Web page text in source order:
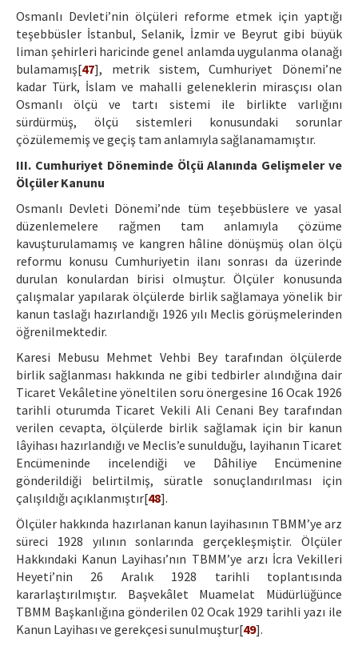
Osmanlı Devleti’nin ölçüleri reforme etmek için yaptığı
teşebbüsler İstanbul, Selanik, İzmir ve Beyrut gibi büyük
liman şehirleri haricinde genel anlamda uygulanma olanağı
bulamamış[47], metrik sistem, Cumhuriyet Dönemi’ne
kadar Türk, İslam ve mahalli geleneklerin mirasçısı olan
Osmanlı ölçü ve tartı sistemi ile birlikte varlığını
sürdürmüş, ölçü sistemleri konusundaki sorunlar
çözülememiş ve geçiş tam anlamıyla sağlanamamıştır.
III. Cumhuriyet Döneminde Ölçü Alanında Gelişmeler ve
Ölçüler Kanunu
Osmanlı Devleti Dönemi’nde tüm teşebbüslere ve yasal
düzenlemelere rağmen tam anlamıyla çözüme
kavuşturulamamış ve kangren hâline dönüşmüş olan ölçü
reformu konusu Cumhuriyetin ilanı sonrası da üzerinde
durulan konulardan birisi olmuştur. Ölçüler konusunda
çalışmalar yapılarak ölçülerde birlik sağlamaya yönelik bir
kanun taslağı hazırlandığı 1926 yılı Meclis görüşmelerinden
öğrenilmektedir.
Karesi Mebusu Mehmet Vehbi Bey tarafından ölçülerde
birlik sağlanması hakkında ne gibi tedbirler alındığına dair
Ticaret Vekâletine yöneltilen soru önergesine 16 Ocak 1926
tarihli oturumda Ticaret Vekili Ali Cenani Bey tarafından
verilen cevapta, ölçülerde birlik sağlamak için bir kanun
lâyihası hazırlandığı ve Meclis’e sunulduğu, layihanın Ticaret
Encümeninde incelendiği ve Dâhiliye Encümenine
gönderildiği belirtilmiş, süratle sonuçlandırılması için
çalışıldığı açıklanmıştır[48].
Ölçüler hakkında hazırlanan kanun layihasının TBMM’ye arz
süreci 1928 yılının sonlarında gerçekleşmiştir. Ölçüler
Hakkındaki Kanun Layihası’nın TBMM’ye arzı İcra Vekilleri
Heyeti’nin 26 Aralık 1928 tarihli toplantısında
kararlaştırılmıştır. Başvekâlet Muamelat Müdürlüğünce
TBMM Başkanlığına gönderilen 02 Ocak 1929 tarihli yazı ile
Kanun Layihası ve gerekçesi sunulmuştur[49].